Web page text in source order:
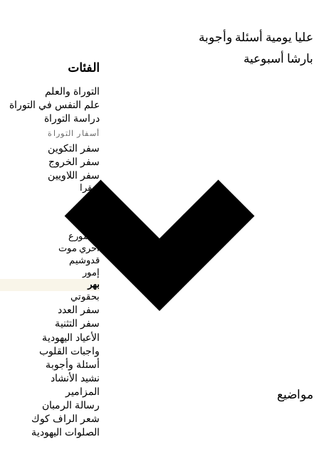
عليا يومية أسئلة وأجوبة
بارشا أسبوعية
مواضيع
الفئات
التوراة والعلم
علم النفس في التوراة
دراسة التوراة
أسفار التوراة
سفر التكوين
سفر الخروج
سفر اللاويين
ويقرا
متسورع
أحري موت
قدوشيم
إمور
بهر
بحقوتي
سفر العدد
سفر التثنية
الأعياد اليهودية
واجبات القلوب
أسئلة وأجوبة
نشيد الأنشاد
المزامير
رسالة الرمبان
شعر الراف كوك
الصلوات اليهودية